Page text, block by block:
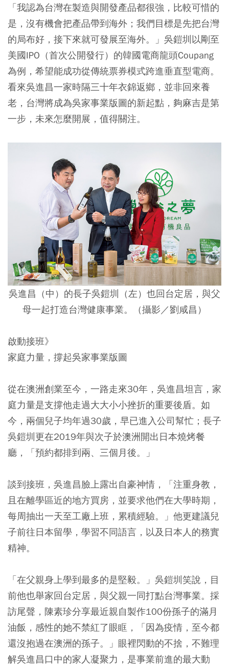
「我認為台灣在製造與開發產品都很強，比較可惜的
是，沒有機會把產品帶到海外；我們目標是先把台灣
的局布好，接下來就可發展至海外。」吳鎧圳以剛至
美國IPO（首次公開發行）的韓國電商龍頭Coupang
為例，希望能成功從傳統票券模式跨進垂直型電商。
看來吳進昌一家時隔三十年衣錦返鄉，並非回來養
老，台灣將成為吳家事業版圖的新起點，夠麻吉是第
一步，未來怎麼開展，值得關注。
吳進昌（中）的長子吳鎧圳（左）也回台定居，與父
母一起打造台灣健康事業。（攝影／劉咸昌）
啟動接班》
家庭力量，撐起吳家事業版圖
從在澳洲創業至今，一路走來30年，吳進昌坦言，家
庭力量是支撐他走過大大小小挫折的重要後盾。如
今，兩個兒子均年過30歲，早已進入公司幫忙；長子
吳鎧圳更在2019年與次子於澳洲開出日本燒烤餐
廳，「預約都排到兩、三個月後。」
談到接班，吳進昌臉上露出自豪神情，「注重身教，
且在離學區近的地方買房，並要求他們在大學時期，
每周抽出一天至工廠上班，累積經驗。」他更建議兒
子前往日本留學，學習不同語言，以及日本人的務實
精神。
「在父親身上學到最多的是堅毅。」吳鎧圳笑說，目
前他也舉家回台定居，與父親一同打點台灣事業。採
訪尾聲，陳素珍分享最近親自製作100份孫子的滿月
油飯，感性的她不禁紅了眼眶，「因為疫情，至今都
還沒抱過在澳洲的孫子。」眼裡閃動的不捨，不難理
解吳進昌口中的家人凝聚力，是事業前進的最大動